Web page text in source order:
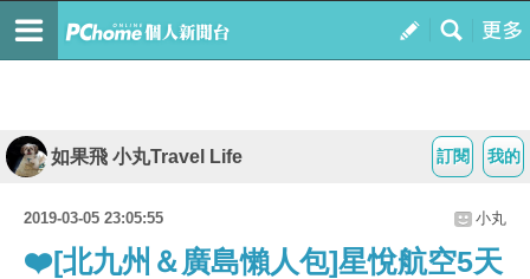
我的
訂閱
如果飛 小丸Travel Life
2019-03-05 23:05:55 小丸
❤️[北九州＆廣島懶人包]星悅航空5天